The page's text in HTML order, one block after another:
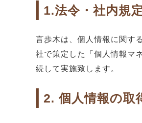
1.法令・社内規
言歩木は、個人情報に関す
社で策定した「個人情報マ
続して実施致します。
2. 個人情報の取